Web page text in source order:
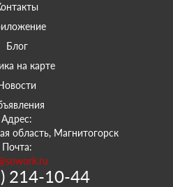
Блог
на карте
Адрес:
область, Магнитогорск
Почта:
214-10-44